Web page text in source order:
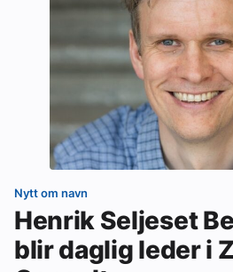
Nytt om navn
Henrik Seljeset
blir daglig leder i